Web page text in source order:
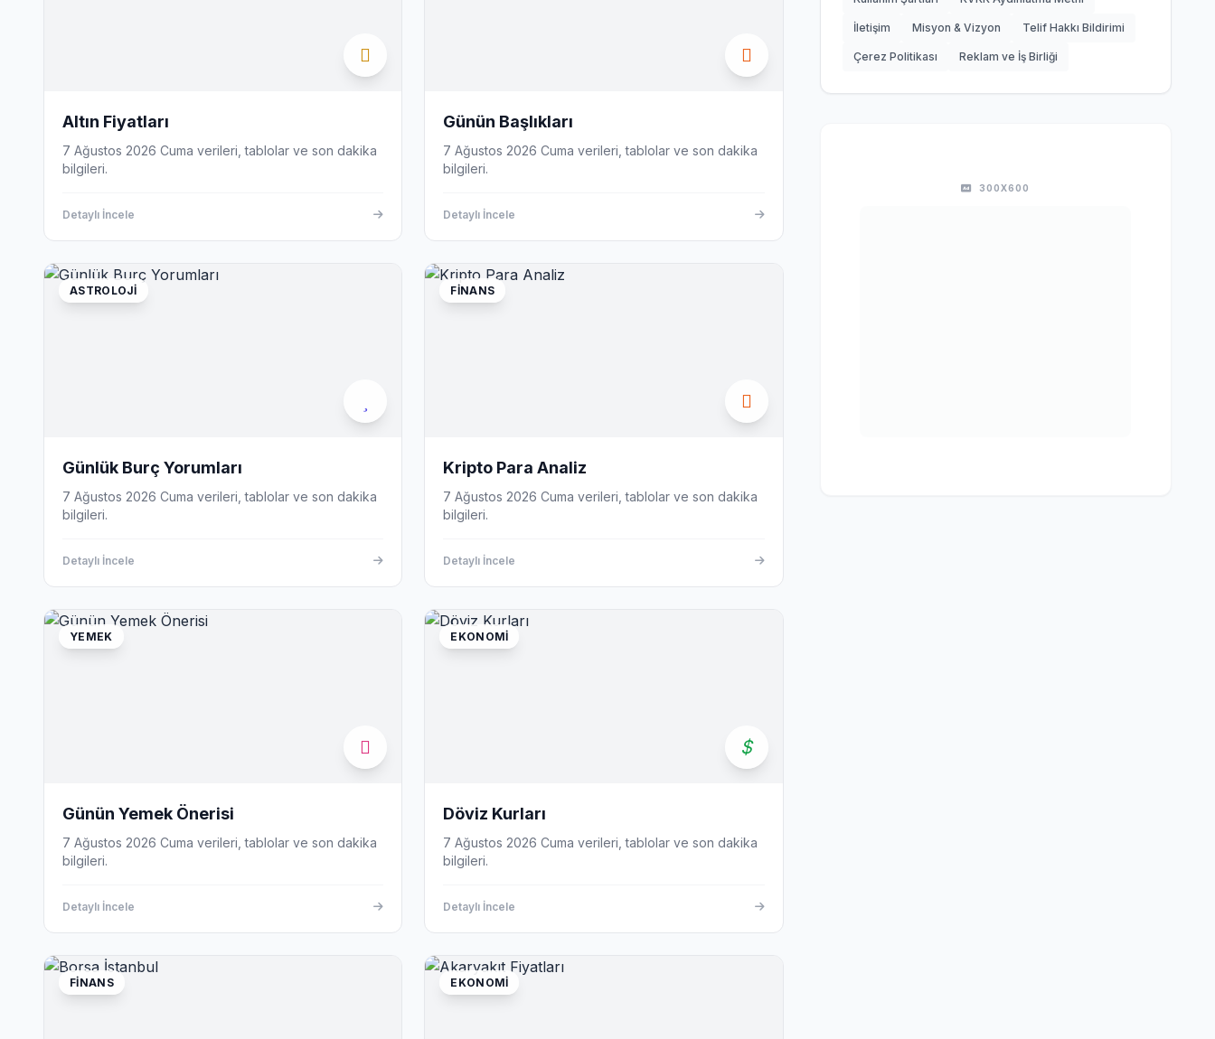
Altın Fiyatları
7 Ağustos 2026 Cuma verileri, tablolar ve son dakika
bilgileri.
Detaylı İncele
Günün Başlıkları
7 Ağustos 2026 Cuma verileri, tablolar ve son dakika
bilgileri.
Detaylı İncele
ASTROLOJI
Günlük Burç Yorumları
7 Ağustos 2026 Cuma verileri, tablolar ve son dakika
bilgileri.
Detaylı İncele
FINANS
Kripto Para Analiz
7 Ağustos 2026 Cuma verileri, tablolar ve son dakika
bilgileri.
Detaylı İncele
YEMEK
Günün Yemek Önerisi
7 Ağustos 2026 Cuma verileri, tablolar ve son dakika
bilgileri.
Detaylı İncele
EKONOMI
Döviz Kurları
7 Ağustos 2026 Cuma verileri, tablolar ve son dakika
bilgileri.
Detaylı İncele
FINANS EKONOMI
İletişim Misyon & Vizyon Telif Hakkı Bildirimi
Çerez Politikası Reklam ve İş Birliği
300X600